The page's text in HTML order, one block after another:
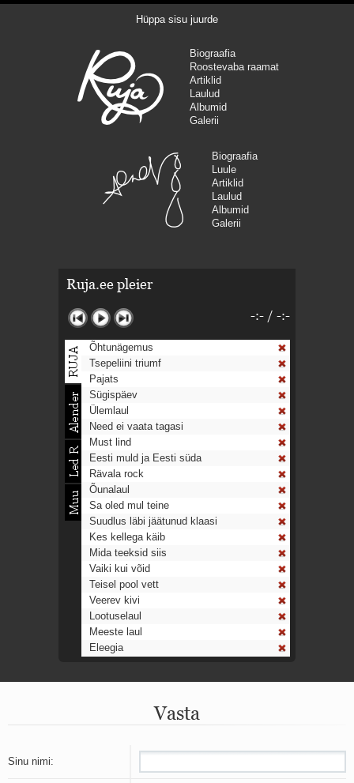
Hüppa sisu juurde
Biograafia
Roostevaba raamat
Artiklid
Laulud
Albumid
Galerii
Biograafia
Luule
Artiklid
Laulud
Albumid
Galerii
Ruja.ee pleier
-:- / -:-
Õhtunägemus
Tsepeliini triumf
Pajats
Sügispäev
Ülemlaul
Need ei vaata tagasi
Must lind
Eesti muld ja Eesti süda
Rävala rock
Õunalaul
Sa oled mul teine
Suudlus läbi jäätunud klaasi
Kes kellega käib
Mida teeksid siis
Vaiki kui võid
Teisel pool vett
Veerev kivi
Lootuselaul
Meeste laul
Eleegia
Ahtumine
Mu isamaa on minu arm
Vasta
Sinu nimi: